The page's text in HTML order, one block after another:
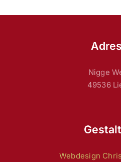
Nigge
49536
Webdesign